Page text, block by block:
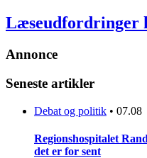
Læseudfordringer
Annonce
Seneste artikler
Debat og politik • 07.08
Regionshospitalet
det er for sent